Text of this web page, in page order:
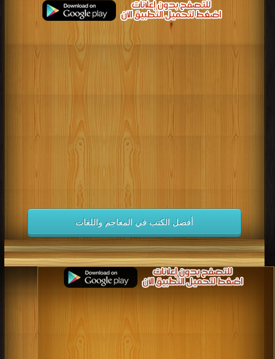
كتب 2013 كتب 2012
كتب 2011
كتب 2009 كتب 2008
كتب 2006
كتب 2005 كتب 2004
كتب 2003
كتب 2000
كتب 1992
كتب 1991
كتب 1990
كتب 1989 كتب 1988
كتب 1987
كتب 1984
كتب 1983
كتب 1980
كتب 1979
كتب 1978
كتب 1977 كتب 1976
كتب 1975
كتب 1974
كتب 1973 كتب 1972
كتب 1971
كتب 1970
كتب 1969 كتب 1968
كتب 1967
كتب 1966
كتب 1965 كتب 1964
كتب 1963
كتب 1962
كتب 1961 كتب 1960
كتب 1959
كتب 1957
كتب 1952
كتب 1951
أفضل الكتب في المعاجم واللغات